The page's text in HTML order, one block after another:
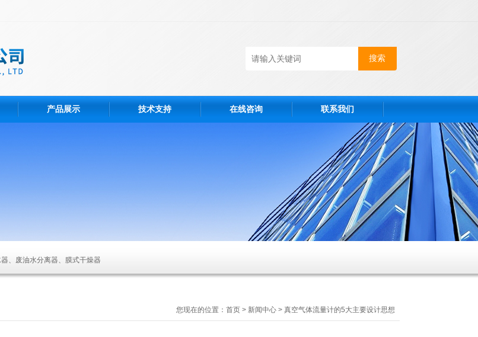
产品展示 技术支持 在线咨询 联系我们
、废油水分离器、膜式干燥器
您现在的位置： 首页 > 新闻中心 > 真空气体流量计的5大主要设计思想